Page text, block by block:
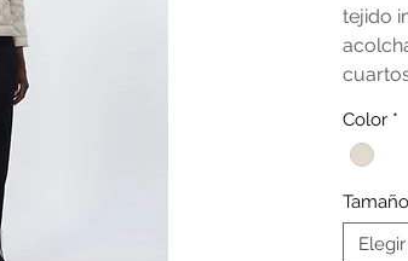
tejido
Cierre
Tejido
con
Color *
Tamaño
Elegir